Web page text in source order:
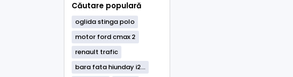
Căutare populară
oglida stinga polo
motor ford cmax 2
renault trafic
bara fata hiunday i2...